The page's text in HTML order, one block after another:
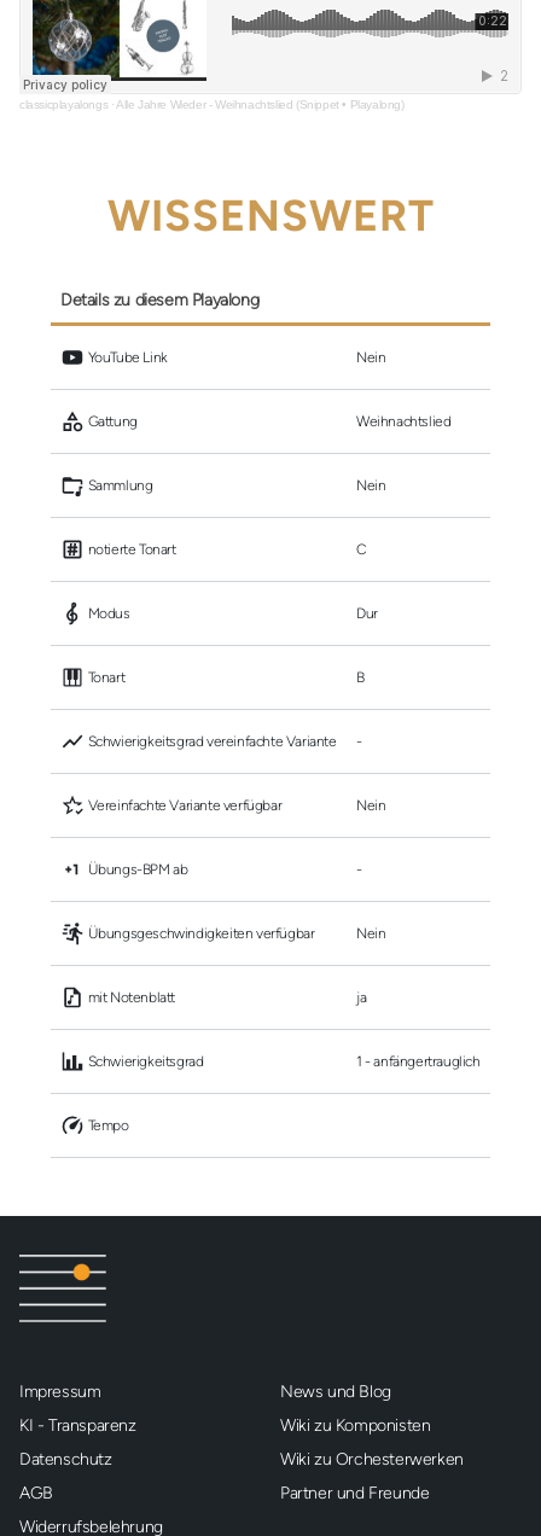
classicplayalongs· Alle Jahre Wieder - Weihnachtslied (Snippet • Playalong)
WISSENSWERT
Details zu diesem Playalong
YouTube Link Nein
Gattung Weihnachtslied
Sammlung Nein
notierte Tonart C
Modus Dur
Tonart B
Schwierigkeitsgrad vereinfachte Variante -
Vereinfachte Variante verfügbar Nein
Übungs-BPM ab -
Übungsgeschwindigkeiten verfügbar Nein
mit Notenblatt ja
Schwierigkeitsgrad 1 - anfängertrauglich
Tempo
Impressum
KI - Transparenz
Datenschutz
AGB
Widerrufsbelehrung
News und Blog
Wiki zu Komponisten
Wiki zu Orchesterwerken
Partner und Freunde